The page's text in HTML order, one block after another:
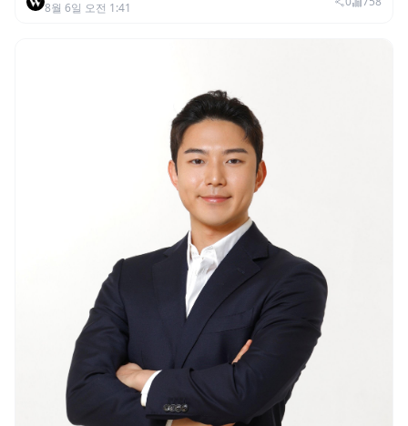
8월 6일 오전 1:41